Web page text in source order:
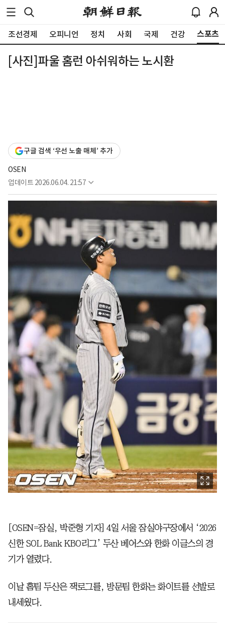
조선경제 오피니언 정치 사회 국제 건강 스포츠
[사진]파울 홈런 아쉬워하는 노시환
구글 검색 ‘우선 노출 매체’ 추가
OSEN
업데이트 2026.06.04. 21:57
[OSEN=잠실, 박준형 기자] 4일 서울 잠실야구장에서 ‘2026
신한 SOL Bank KBO리그’ 두산 베어스와 한화 이글스의 경
기가 열렸다.
이날 홈팀 두산은 잭로그를, 방문팀 한화는 화이트를 선발로
내세웠다.